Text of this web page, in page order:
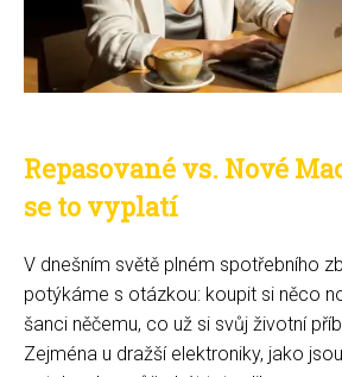
Repasované vs. Nové
se to vyplatí
V dnešním světě plném spotřebního
potýkáme s otázkou: koupit si něco
šanci něčemu, co už si svůj životní
Zejména u dražší elektroniky, jako